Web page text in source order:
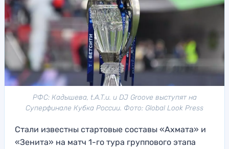
РФС: Кадышева, t.A.T.u. и DJ Groove выступят на
Суперфинале Кубка России. Фото: Global Look Press
Стали известны стартовые составы «Ахмата» и
«Зенита» на матч 1-го тура группового этапа